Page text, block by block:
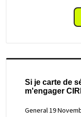
Si je carte de
m'engager
General19